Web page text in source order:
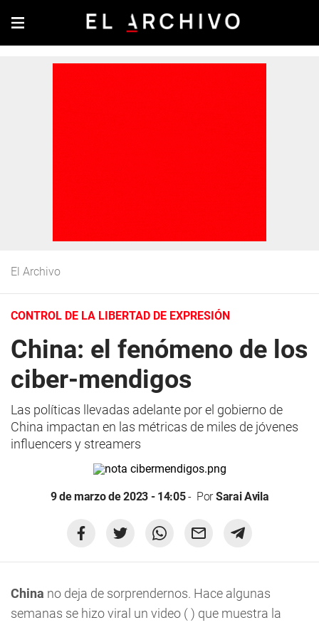
El Archivo
CONTROL DE LA LIBERTAD DE EXPRESIÓN
China: el fenómeno de los
ciber-mendigos
Las políticas llevadas adelante por el gobierno de
China impactan en las métricas de miles de jóvenes
influencers y streamers
9 de marzo de 2023 - 14:05 PorSarai Avila
China no deja de sorprendernos. Hace algunas
semanas se hizo viral un video ( ) que muestra la